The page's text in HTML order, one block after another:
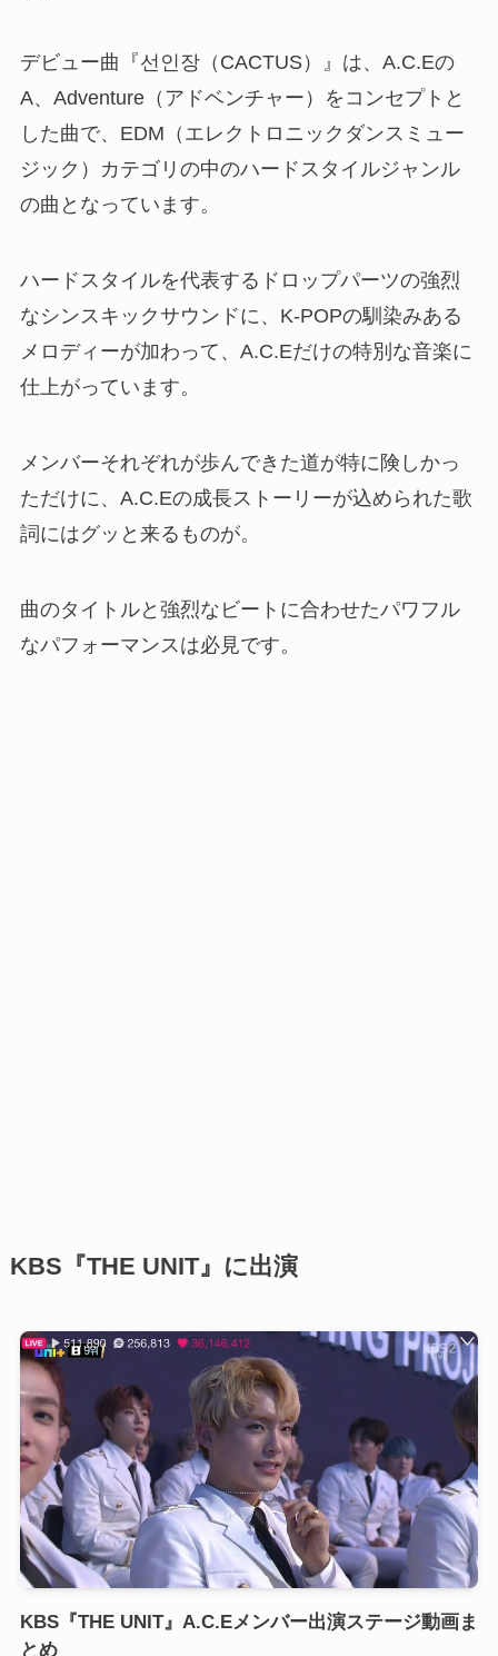
デビュー曲『선인장（CACTUS）』は、A.C.Eの
A、Adventure（アドベンチャー）をコンセプトと
した曲で、EDM（エレクトロニックダンスミュー
ジック）カテゴリの中のハードスタイルジャンル
の曲となっています。
ハードスタイルを代表するドロップパーツの強烈
なシンスキックサウンドに、K-POPの馴染みある
メロディーが加わって、A.C.Eだけの特別な音楽に
仕上がっています。
メンバーそれぞれが歩んできた道が特に険しかっ
ただけに、A.C.Eの成長ストーリーが込められた歌
詞にはグッと来るものが。
曲のタイトルと強烈なビートに合わせたパワフル
なパフォーマンスは必見です。
KBS『THE UNIT』に出演
KBS『THE UNIT』A.C.Eメンバー出演ステージ動画ま
とめ